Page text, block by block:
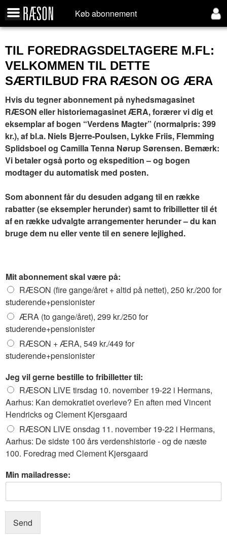
Køb abonnement
TIL FOREDRAGSDELTAGERE M.FL:
VELKOMMEN TIL DETTE
SÆRTILBUD FRA RÆSON OG ÆRA
Hvis du tegner abonnement på nyhedsmagasinet
RÆSON eller historiemagasinet ÆRA, forærer vi dig et
eksemplar af bogen “Verdens Magter” (normalpris: 399
kr.), af bl.a. Niels Bjerre-Poulsen, Lykke Friis, Flemming
Splidsboel og Camilla Tenna Nørup Sørensen. Bemærk:
Vi betaler også porto og ekspedition – og bogen
modtager du automatisk med posten.
Som abonnent får du desuden adgang til en række
rabatter (se eksempler herunder) samt to fribilletter til ét
af en række udvalgte arrangementer herunder – du kan
bruge dem nu eller vente til en senere lejlighed.
a
b
o
n
n
e
m
e
n
t
p
å
:
p
å
Mit abonnement skal være på:
RÆSON (fire gange/året + altid på nettet), 250 kr./200 for
studerende+pensionister
ÆRA (to gange/året), 299 kr./250 for
studerende+pensionister
RÆSON + ÆRA, 549 kr./449 for
studerende+pensionister
Jeg vil gerne bestille to fribilletter til:
RÆSON LIVE tirsdag 10. november 19-22 i Hermans,
Aarhus: Kan demokratiet overleve? En aften med Vincent
Hendricks og Clement Kjersgaard
RÆSON LIVE onsdag 11. november 19-22 i Hermans,
Aarhus: De sidste 100 års verdenshistorie - og de næste
100. Foredrag med Clement Kjersgaard
g
e
n
e
Min mailadresse:
Send